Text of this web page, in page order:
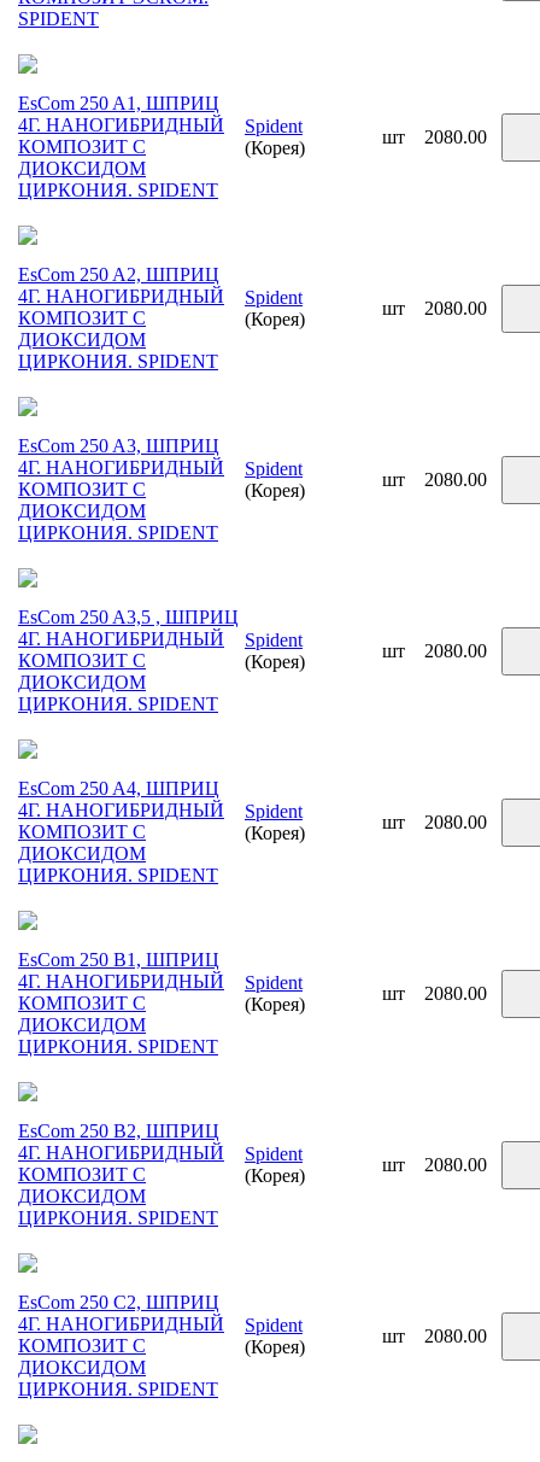
SPIDENT
EsCom 250 A1, ШПРИЦ
4Г. НАНОГИБРИДНЫЙ
КОМПОЗИТ С
ДИОКСИДОМ
ЦИРКОНИЯ. SPIDENT
Spident
(Корея)
шт 2080.00
EsCom 250 A2, ШПРИЦ
4Г. НАНОГИБРИДНЫЙ
КОМПОЗИТ С
ДИОКСИДОМ
ЦИРКОНИЯ. SPIDENT
Spident
(Корея)
шт 2080.00
EsCom 250 A3, ШПРИЦ
4Г. НАНОГИБРИДНЫЙ
КОМПОЗИТ С
ДИОКСИДОМ
ЦИРКОНИЯ. SPIDENT
Spident
(Корея)
шт 2080.00
EsCom 250 A3,5 , ШПРИЦ
4Г. НАНОГИБРИДНЫЙ
КОМПОЗИТ С
ДИОКСИДОМ
ЦИРКОНИЯ. SPIDENT
Spident
(Корея)
шт 2080.00
EsCom 250 A4, ШПРИЦ
4Г. НАНОГИБРИДНЫЙ
КОМПОЗИТ С
ДИОКСИДОМ
ЦИРКОНИЯ. SPIDENT
Spident
(Корея)
шт 2080.00
EsCom 250 B1, ШПРИЦ
4Г. НАНОГИБРИДНЫЙ
КОМПОЗИТ С
ДИОКСИДОМ
ЦИРКОНИЯ. SPIDENT
Spident
(Корея)
шт 2080.00
EsCom 250 B2, ШПРИЦ
4Г. НАНОГИБРИДНЫЙ
КОМПОЗИТ С
ДИОКСИДОМ
ЦИРКОНИЯ. SPIDENT
Spident
(Корея)
шт 2080.00
EsCom 250 C2, ШПРИЦ
4Г. НАНОГИБРИДНЫЙ
КОМПОЗИТ С
ДИОКСИДОМ
ЦИРКОНИЯ. SPIDENT
Spident
(Корея)
шт 2080.00